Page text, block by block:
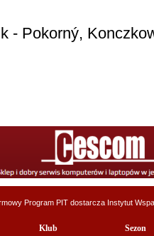
- Pokorný,
Program PIT dostarcza Instytut
Klub Sezon